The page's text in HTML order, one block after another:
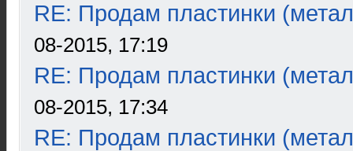
RE: Продам пластинки
08-2015, 17:19
RE: Продам пластинки
08-2015, 17:34
RE: Продам пластинки